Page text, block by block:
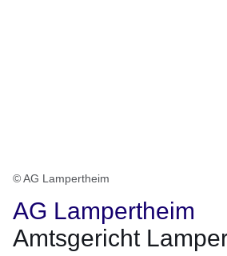
© AG Lampertheim
AG Lampertheim
Amtsgericht